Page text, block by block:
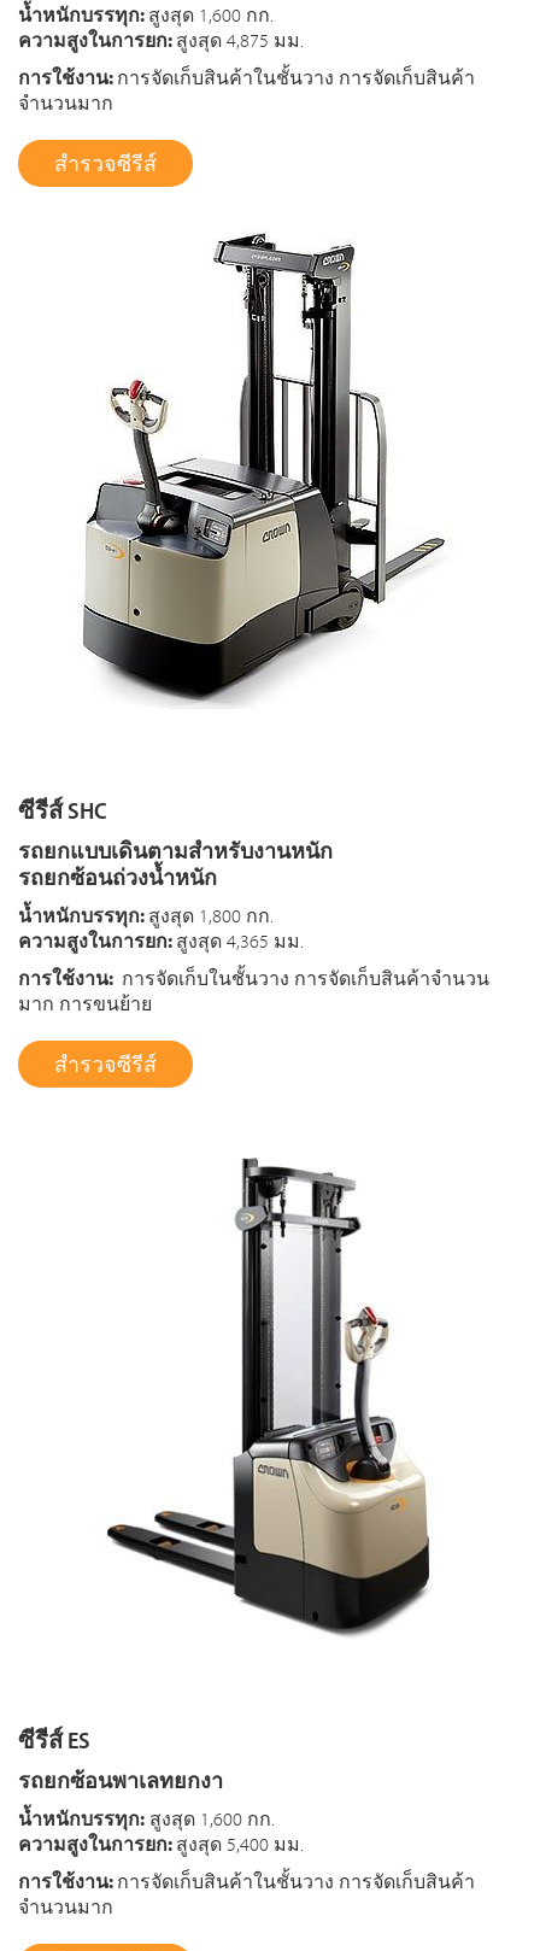
น้ำหนักบรรทุก: สูงสุด 1,600 กก.
ความสูงในการยก: สูงสุด 4,875 มม.
การใช้งาน: การจัดเก็บสินค้าในชั้นวาง การจัดเก็บสินค้า
จำนวนมาก
สำรวจซีรีส์
ซีรีส์ SHC
รถยกแบบเดินตามสำหรับงานหนัก
รถยกซ้อนถ่วงน้ำหนัก
น้ำหนักบรรทุก: สูงสุด 1,800 กก.
ความสูงในการยก: สูงสุด 4,365 มม.
การใช้งาน: การจัดเก็บในชั้นวาง การจัดเก็บสินค้าจำนวน
มาก การขนย้าย
สำรวจซีรีส์
ซีรีส์ ES
รถยกซ้อนพาเลทยกงา
น้ำหนักบรรทุก: สูงสุด 1,600 กก.
ความสูงในการยก: สูงสุด 5,400 มม.
การใช้งาน: การจัดเก็บสินค้าในชั้นวาง การจัดเก็บสินค้า
จำนวนมาก